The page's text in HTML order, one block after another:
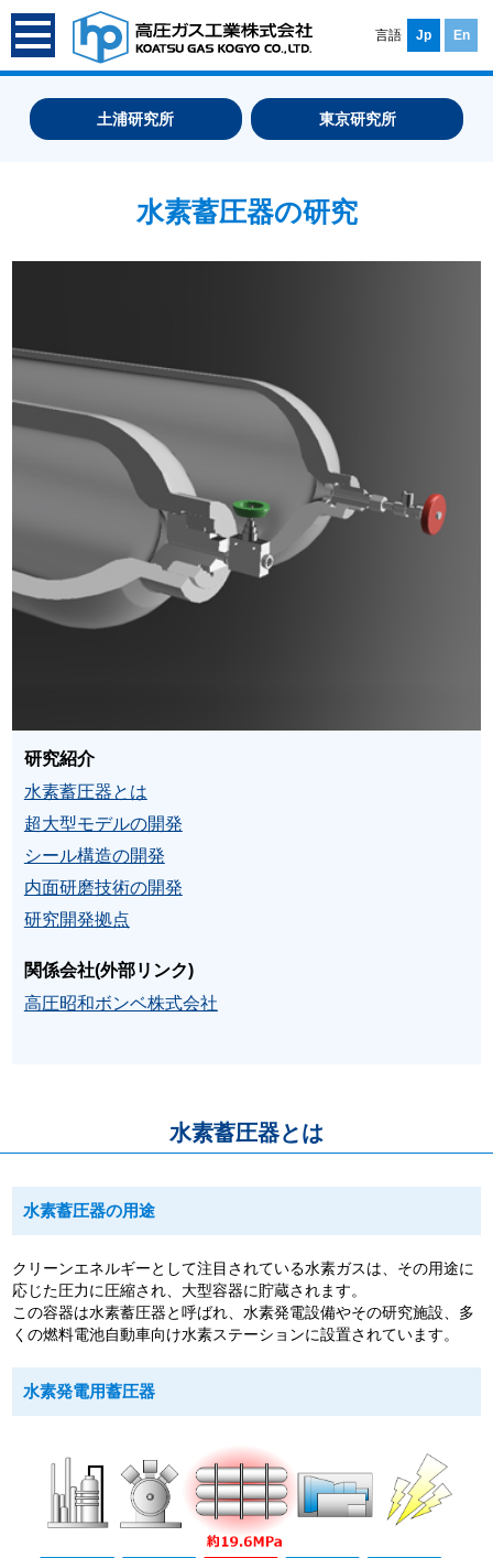
言語 Jp En
土浦研究所 東京研究所
水素蓄圧器の研究
研究紹介
水素蓄圧器とは
超大型モデルの開発
シール構造の開発
内面研磨技術の開発
研究開発拠点
関係会社(外部リンク)
高圧昭和ボンベ株式会社
水素蓄圧器とは
水素蓄圧器の用途
クリーンエネルギーとして注目されている水素ガスは、その用途に
応じた圧力に圧縮され、大型容器に貯蔵されます。
この容器は水素蓄圧器と呼ばれ、水素発電設備やその研究施設、多
くの燃料電池自動車向け水素ステーションに設置されています。
水素発電用蓄圧器